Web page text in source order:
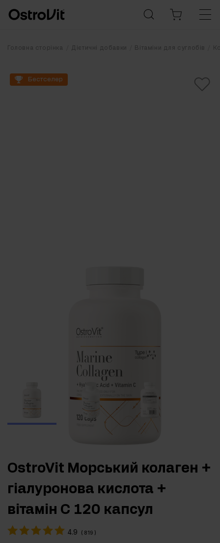
Головна сторінка Дієтичні добавки Вітаміни для суглобів
Бестселер
OstroVit Морський колаген +
гіалуронова кислота +
вітамін С 120 капсул
4.9 ( 819 )